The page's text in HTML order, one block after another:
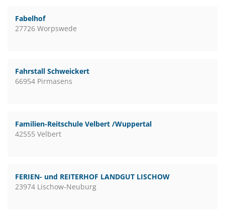
Fabelhof
27726 Worpswede
Fahrstall Schweickert
66954 Pirmasens
Familien-Reitschule Velbert /Wuppertal
42555 Velbert
FERIEN- und REITERHOF LANDGUT LISCHOW
23974 Lischow-Neuburg